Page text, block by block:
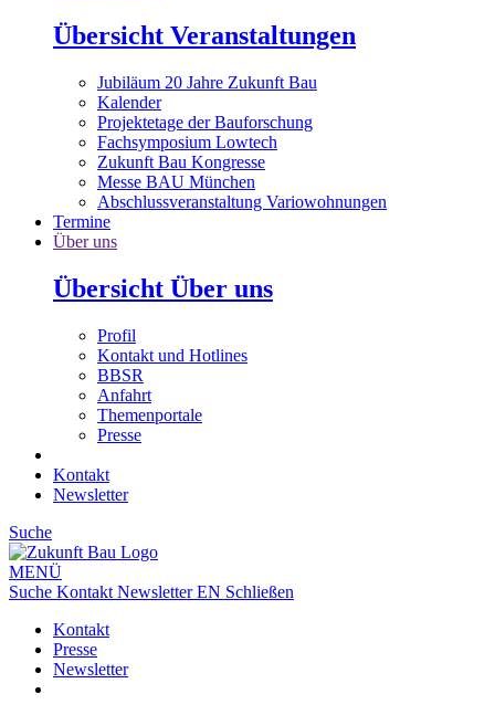
Übersicht Veranstaltungen
Jubiläum 20 Jahre Zukunft Bau
Kalender
Projektetage der Bauforschung
Fachsymposium Lowtech
Zukunft Bau Kongresse
Messe BAU München
Abschlussveranstaltung Variowohnungen
Termine
Über uns
Übersicht Über uns
Profil
Kontakt und Hotlines
BBSR
Anfahrt
Themenportale
Presse
Kontakt
Newsletter
Suche
MENÜ
Suche Kontakt NewsletterEN Schließen
Kontakt
Presse
Newsletter